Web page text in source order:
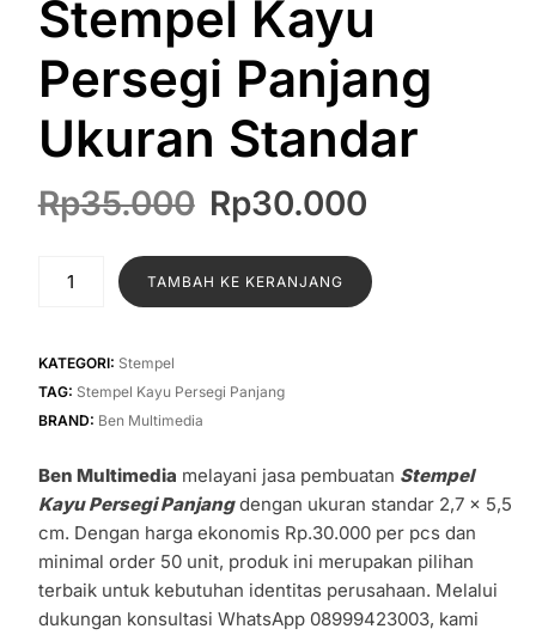
Stempel Kayu
Persegi Panjang
Ukuran Standar
Rp35.000 Harga
aslinya
adalah:
Rp35.000.
Rp30.000
ini
adalah:
Kuantitas
Persegi
Panjang
Ukuran
TAMBAH KE KERANJANG
KATEGORI: Stempel
TAG: Stempel Kayu Persegi Panjang
BRAND: Ben Multimedia
Ben Multimedia melayani jasa pembuatan Stempel
Kayu Persegi Panjangdengan ukuran standar 2,7 x 5,5
cm. Dengan harga ekonomis Rp.30.000 per pcs dan
minimal order 50 unit, produk ini merupakan pilihan
terbaik untuk kebutuhan identitas perusahaan. Melalui
dukungan konsultasi WhatsApp 08999423003, kami